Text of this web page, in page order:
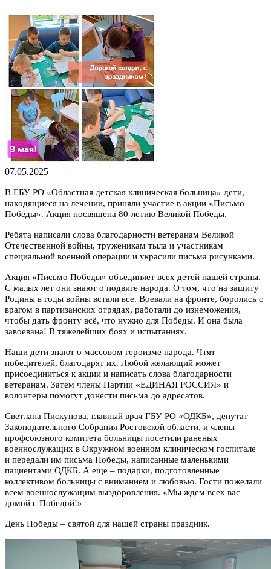
07.05.2025
В ГБУ РО «Областная детская клиническая больница» дети,
находящиеся на лечении, приняли участие в акции «Письмо
Победы». Акция посвящена 80-летию Великой Победы.
Ребята написали слова благодарности ветеранам Великой
Отечественной войны, труженикам тыла и участникам
специальной военной операции и украсили письма рисунками.
Акция «Письмо Победы» объединяет всех детей нашей страны.
С малых лет они знают о подвиге народа. О том, что на защиту
Родины в годы войны встали все. Воевали на фронте, боролись с
врагом в партизанских отрядах, работали до изнеможения,
чтобы дать фронту всё, что нужно для Победы. И она была
завоевана! В тяжелейших боях и испытаниях.
Наши дети знают о массовом героизме народа. Чтят
победителей, благодарят их. Любой желающий может
присоединиться к акции и написать слова благодарности
ветеранам. Затем члены Партии «ЕДИНАЯ РОССИЯ» и
волонтеры помогут донести письма до адресатов.
Светлана Пискунова, главный врач ГБУ РО «ОДКБ», депутат
Законодательного Собрания Ростовской области, и члены
профсоюзного комитета больницы посетили раненых
военнослужащих в Окружном военном клиническом госпитале
и передали им письма Победы, написанные маленькими
пациентами ОДКБ. А еще – подарки, подготовленные
коллективом больницы с вниманием и любовью. Гости пожелали
всем военнослужащим выздоровления. «Мы ждем всех вас
домой с Победой!»
День Победы – святой для нашей страны праздник.